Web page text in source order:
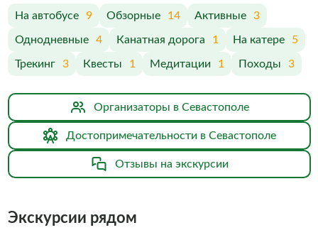
На автобусе 9 Обзорные 14 Активные 3
Однодневные 4 Канатная дорога 1 На катере 5
Трекинг 3 Квесты 1 Медитации 1 Походы 3
Организаторы в Севастополе
Достопримечательности в Севастополе
Отзывы на экскурсии
Экскурсии рядом